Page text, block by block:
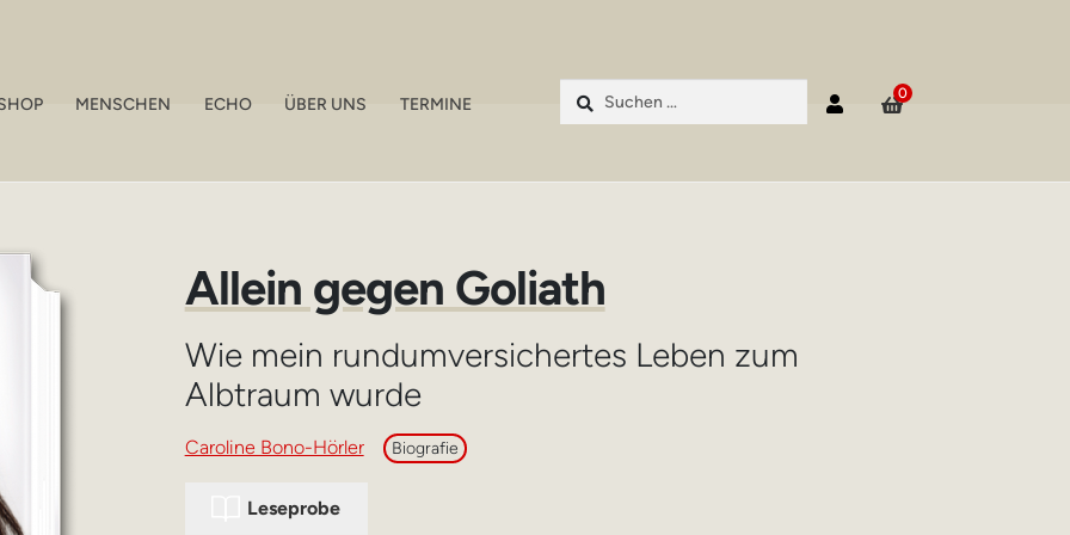
MENSCHEN ECHO ÜBER UNS TERMINE
Suchen
nach:
0
Allein gegen Goliath
Wie mein rundumversichertes Leben zum
Albtraum wurde
Caroline Bono-Hörler Biografie
Leseprobe